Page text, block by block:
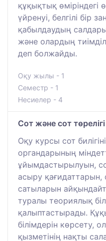
құқықтық өміріндегі
үйренуі, белгілі бір
қабылдаудың
және олардың
деп болжайды.
Оқу жылы - 1
Семестр - 1
Несиелер - 4
Сот және сот төрелігі
Оқу курсы сот
органдарының
ұйымдастырылуын,
асыру
сатыларын
туралы теориялық
қалыптастырады.
білімдерін көрсету,
қызметінің нақты